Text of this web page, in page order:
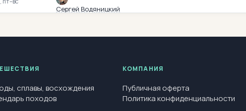
Сергей Водяницкий
сплавы, восхождения
походов
КОМПАНИЯ
Публичная оферта
Политика конфиденциальности